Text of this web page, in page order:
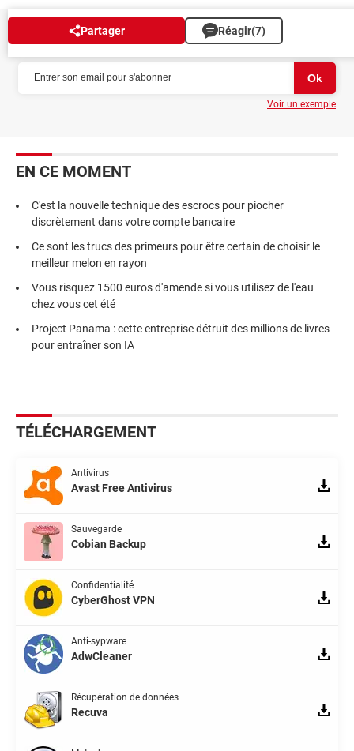
Partager Réagir(7)
NEWSLETTER
Voir un exemple
EN CE MOMENT
C'est la nouvelle technique des escrocs pour piocher
discrètement dans votre compte bancaire
Ce sont les trucs des primeurs pour être certain de choisir le
meilleur melon en rayon
Vous risquez 1500 euros d'amende si vous utilisez de l'eau
chez vous cet été
Project Panama : cette entreprise détruit des millions de livres
pour entraîner son IA
TÉLÉCHARGEMENT
Antivirus
Avast Free Antivirus
Sauvegarde
Cobian Backup
Confidentialité
CyberGhost VPN
Anti-sypware
AdwCleaner
Récupération de données
Recuva